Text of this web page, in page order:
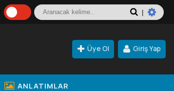
Üye Ol Giriş Yap
ANLATIMLAR